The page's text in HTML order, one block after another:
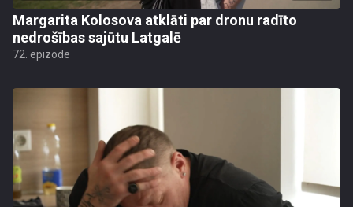
Margarita Kolosova atklāti par dronu radīto
nedrošības sajūtu Latgalē
72. epizode